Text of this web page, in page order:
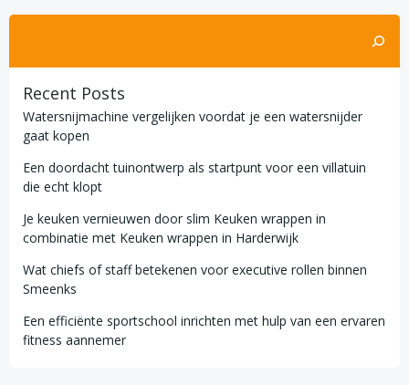
Zoeken
Recent Posts
Watersnijmachine vergelijken voordat je een watersnijder
gaat kopen
Een doordacht tuinontwerp als startpunt voor een villatuin
die echt klopt
Je keuken vernieuwen door slim Keuken wrappen in
combinatie met Keuken wrappen in Harderwijk
Wat chiefs of staff betekenen voor executive rollen binnen
Smeenks
Een efficiënte sportschool inrichten met hulp van een ervaren
fitness aannemer